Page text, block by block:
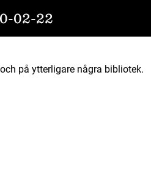
02-22
på ytterligare några bibliotek.